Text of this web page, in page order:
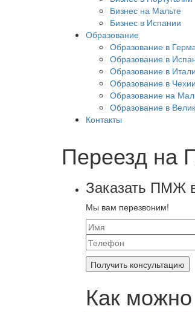
Бизнес на Мальте
Бизнес в Испании
Образование
Образование в
Образование в
Образование в
Образование в Чехии
Образование на
Образование в
Контакты
Переезд
Заказать ПМЖ
Мы вам перезвоним!
Как